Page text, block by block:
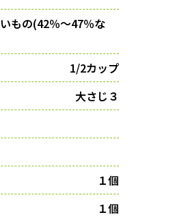
もの(42％〜47％な
1/2カップ
大さじ３
１個
１個